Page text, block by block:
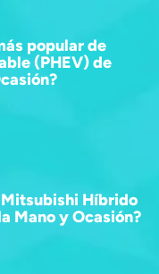
popular de
(PHEV) de
Mitsubishi Híbrido
Mano y Ocasión?